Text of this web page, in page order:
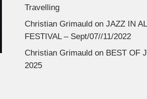
Travelling
Christian Grimauldon JAZZ IN
FESTIVAL – Sept/07//11/2022
Christian Grimauldon BEST OF
2025